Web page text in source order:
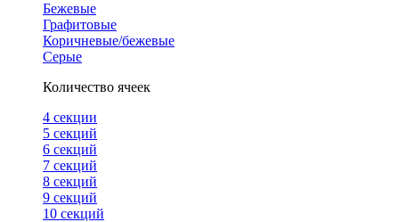
Бежевые
Графитовые
Коричневые/бежевые
Серые
Количество ячеек
4 cекции
5 секций
6 секций
7 секций
8 секций
9 секций
10 секций